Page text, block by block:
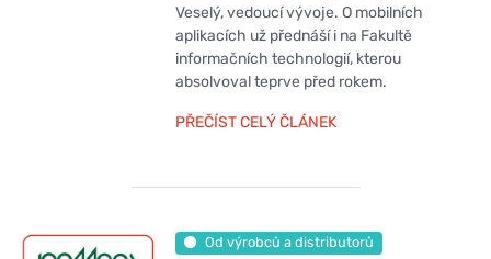
Veselý, vedoucí vývoje. O mobilních
aplikacích už přednáší i na Fakultě
informačních technologií, kterou
absolvoval teprve před rokem.
PŘEČÍST CELÝ ČLÁNEK
Od výrobců a distributorů